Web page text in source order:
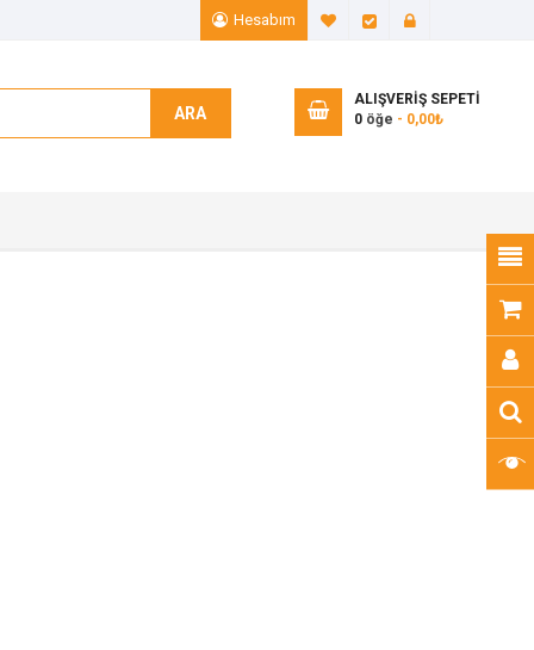
Hesabım A. Listem (0)
Ödeme
ARA
ALIŞVERIŞ SEPETI
0 öğe - 0,00₺